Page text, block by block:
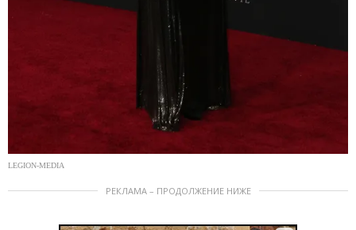
LEGION-MEDIA
РЕКЛАМА – ПРОДОЛЖЕНИЕ НИЖЕ